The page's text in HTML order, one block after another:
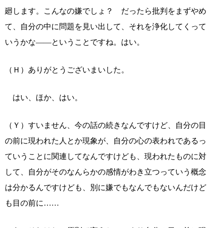
廻します。こんなの嫌でしょ？ だったら批判をまずやめ
て、自分の中に問題を見い出して、それを浄化してくって
いうかな――ということですね。はい。
（Ｈ）ありがとうございまいした。
はい、ほか、はい。
（Ｙ）すいません、今の話の続きなんですけど、自分の目
の前に現われた人とか現象が、自分の心の表われであるっ
ていうことに関連してなんですけども、現われたものに対
して、自分がそのなんらかの感情がわき立つっていう概念
は分かるんですけども、別に嫌でもなんでもないんだけど
も目の前に……